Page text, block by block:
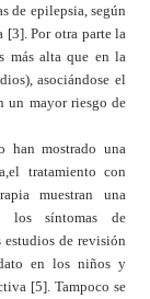
de epilepsia, según
[3]. Por otra parte la
más alta que en la
asociándose el
un mayor riesgo de
han mostrado una
tratamiento con
muestran una
los síntomas de
de revisión
en los niños y
[5]. Tampoco se